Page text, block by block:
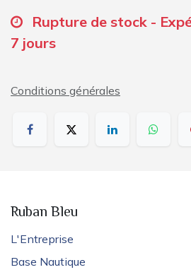
Rupture de stock -
7 jours
Conditions générales
Ruban Bleu
L'Entreprise
Base Nautique